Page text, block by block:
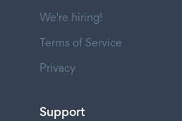
We're hiring!
Terms of Service
Privacy
Support